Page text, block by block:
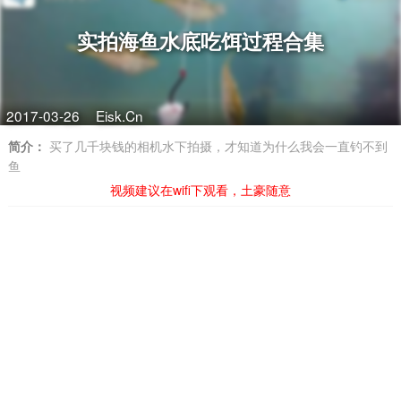
实拍海鱼水底吃饵过程合集
2017-03-26 Eisk.Cn
简介： 买了几千块钱的相机水下拍摄，才知道为什么我会一直钓不到
鱼
视频建议在wifi下观看，土豪随意